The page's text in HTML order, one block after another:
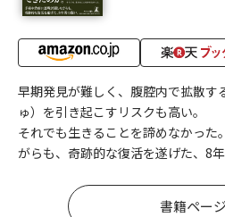
早期発見が難しく、腹腔内で拡散す
ゅ）を引き起こすリスクも高い。
それでも生きることを諦めなかった
がらも、奇跡的な復活を遂げた、8年
書籍ペー